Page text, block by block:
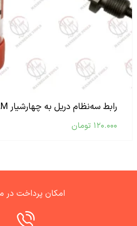
رابط سه‌نظام دریل به چهارشیار TAM
۱۲۰.۰۰۰ تومان
امکان پرداخت